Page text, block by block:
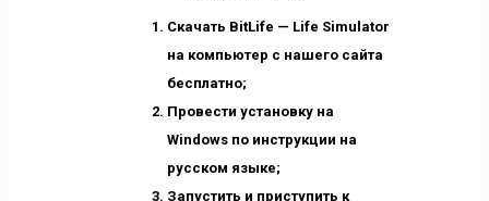
Скачать BitLife — Life Simulator
на компьютер с нашего сайта
бесплатно;
Провести установку на
Windows по инструкции на
русском языке;
Запустить и приступить к